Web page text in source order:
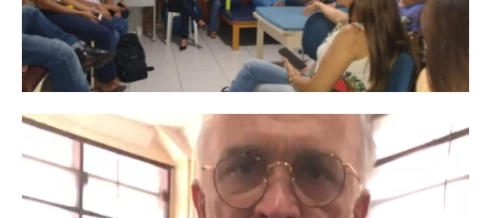
Tocador
de
vídeo